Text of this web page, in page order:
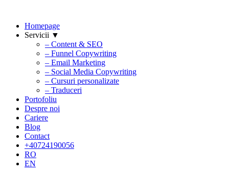
Homepage
Servicii ▼
– Content & SEO
– Funnel Copywriting
– Email Marketing
– Social Media Copywriting
– Cursuri personalizate
– Traduceri
Portofoliu
Despre noi
Cariere
Blog
Contact
+40724190056
RO
EN